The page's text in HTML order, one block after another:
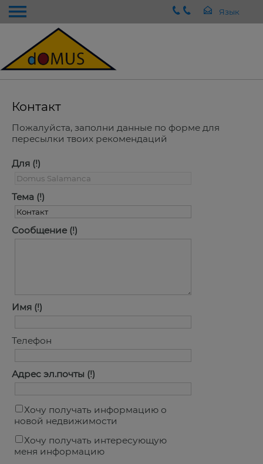
Контакт
Пожалуйста, заполни данные по форме для
пересылки твоих рекомендаций
Для
Тема
Сообщение
Имя
Телефон
Адрес эл.почты
Хочу получать информацию о
новой недвижимости
Хочу получать интересующую
меня информацию